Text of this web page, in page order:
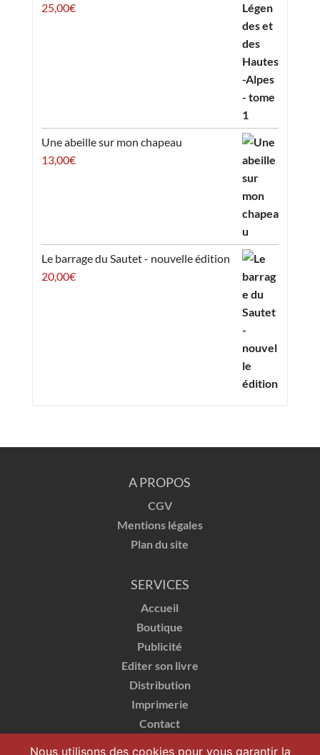
25,00€
Une abeille sur mon chapeau
13,00€
Le barrage du Sautet - nouvelle édition
20,00€
A PROPOS
CGV
Mentions légales
Plan du site
SERVICES
Accueil
Boutique
Publicité
Editer son livre
Distribution
Imprimerie
Contact
Nous utilisons des cookies pour vous garantir la